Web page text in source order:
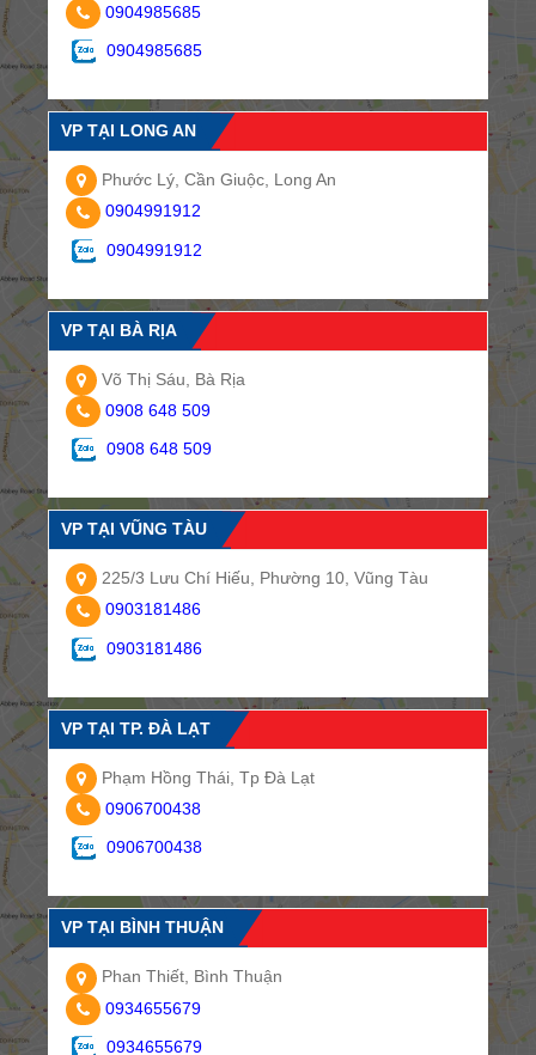
0904985685
0904985685
VP TẠI LONG AN
Phước Lý, Cần Giuộc, Long An
0904991912
0904991912
VP TẠI BÀ RỊA
Võ Thị Sáu, Bà Rịa
0908 648 509
0908 648 509
VP TẠI VŨNG TÀU
225/3 Lưu Chí Hiếu, Phường 10, Vũng Tàu
0903181486
0903181486
VP TẠI TP. ĐÀ LẠT
Phạm Hồng Thái, Tp Đà Lạt
0906700438
0906700438
VP TẠI BÌNH THUẬN
Phan Thiết, Bình Thuận
0934655679
0934655679